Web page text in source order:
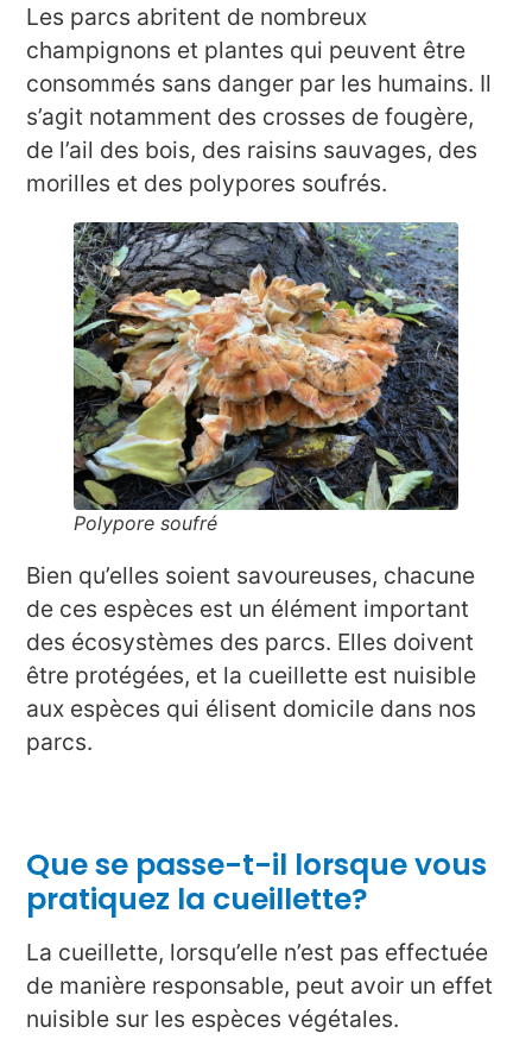
Les parcs abritent de nombreux
champignons et plantes qui peuvent être
consommés sans danger par les humains. Il
s’agit notamment des crosses de fougère,
de l’ail des bois, des raisins sauvages, des
morilles et des polypores soufrés.
Polypore soufré
Bien qu’elles soient savoureuses, chacune
de ces espèces est un élément important
des écosystèmes des parcs. Elles doivent
être protégées, et la cueillette est nuisible
aux espèces qui élisent domicile dans nos
parcs.
Que se passe-t-il lorsque vous
pratiquez la cueillette?
La cueillette, lorsqu’elle n’est pas effectuée
de manière responsable, peut avoir un effet
nuisible sur les espèces végétales.